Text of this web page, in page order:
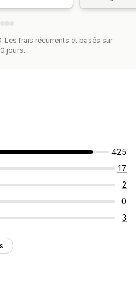
Les frais récurrents et basés sur
jours.
425
17
2
0
3